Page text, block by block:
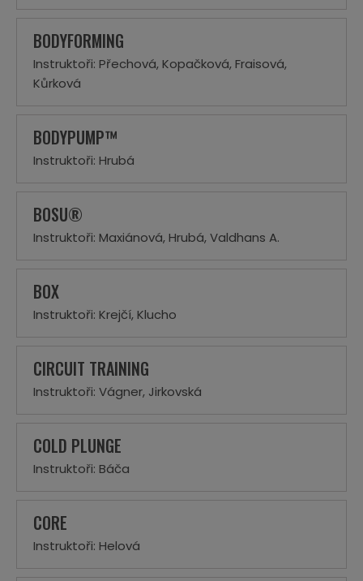
BODYFORMING
Instruktoři: Přechová, Kopačková, Fraisová,
Kůrková
BODYPUMP™
Instruktoři: Hrubá
BOSU®
Instruktoři: Maxiánová, Hrubá, Valdhans A.
BOX
Instruktoři: Krejčí, Klucho
CIRCUIT TRAINING
Instruktoři: Vágner, Jirkovská
COLD PLUNGE
Instruktoři: Báča
CORE
Instruktoři: Helová